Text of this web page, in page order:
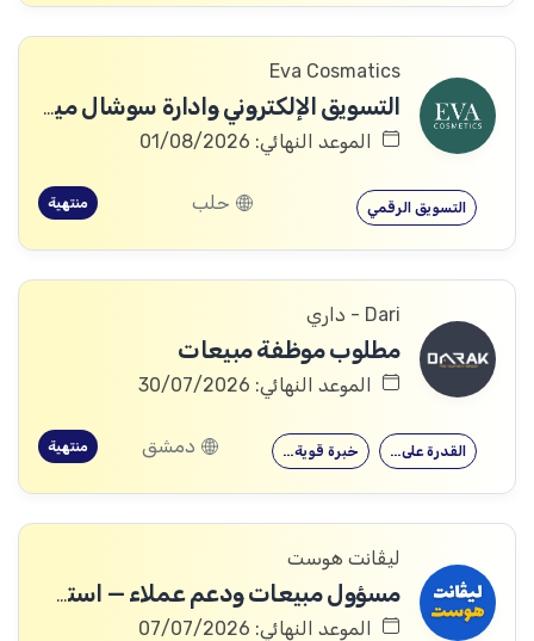
Eva Cosmatics
التسويق الإلكتروني وادارة سوشال ميديا
الموعد النهائي: 01/08/2026
التسويق الرقمي حلب منتهية
Dari - داري
مطلوب موظفة مبيعات
الموعد النهائي: 30/07/2026
خبرة قوية… القدرة على… دمشق منتهية
ليڤانت هوست
مسؤول مبيعات ودعم عملاء — استضافة المواقع
الموعد النهائي: 07/07/2026